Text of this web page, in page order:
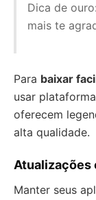
Dica de
mais te
Para baixar
usar
oferecem
alta qualidade.
Atualizações
Manter seus